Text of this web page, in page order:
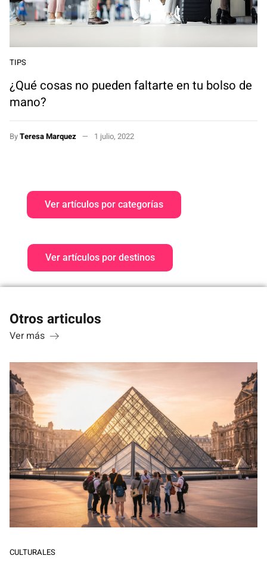
TIPS
¿Qué cosas no pueden faltarte en tu bolso de
mano?
ByTeresa Marquez 1 julio, 2022
Ver artículos por categorías
Ver artículos por destinos
Otros articulos
Ver más
CULTURALES